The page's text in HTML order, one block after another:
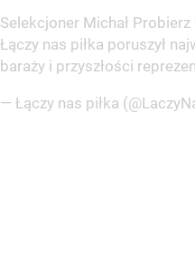
Selekcjoner Michał
Łączy nas piłka poruszył
baraży i przyszłości
— Łączy nas piłka